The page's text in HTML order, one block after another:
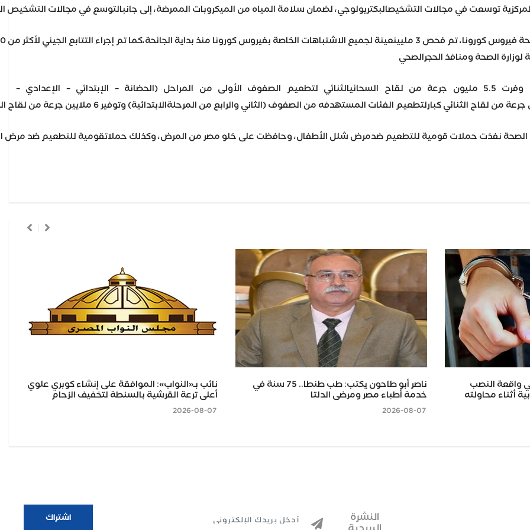
توسعت في مجالات التشخيصالبكتريولوجي، لضمان سلامة المياه من الميكروبات الممرضة، إلى جانبالتوسع في مجالات التشخيص
وتابع «عبدالغفار» أن الوزارة وفرت 5.5 مليون جرعة من لقاح السحائيالثنائي لتطعيم الصفوف الأولى من المراحل (الحضانة – الإبتدائي – الإعدادي –
الصحة نفذت حملات قومية للتطعيم ضدمرض شلل الأطفال، وحافظت على خلو مصر من المرض، وكذلك حملاتقومية للتطعيم ضد مرض
واقعة النصب
أثناء محاولته
ناصر أبو طاحون يكتب: طب طنطا.. 75 سنة في
خدمة أطباء مصر ومرضى الدلتا
2026-08-07
نائب بـ«النواب»: الموافقة على إنشاء كوبري علوي
أعلى ترعة القرشية بالسنطة لتخفيف الزحام
النشرة
البريدية